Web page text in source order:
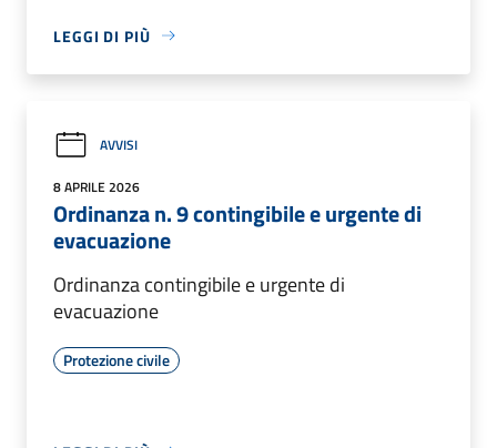
LEGGI DI PIÙ
AVVISI
8 APRILE 2026
Ordinanza n. 9 contingibile e urgente di
evacuazione
Ordinanza contingibile e urgente di
evacuazione
Protezione civile